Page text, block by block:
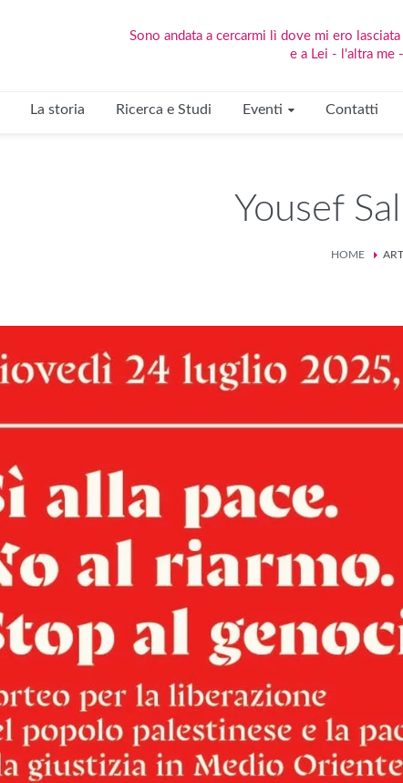
Sono andata a cercarmi lì dove mi ero
e a Lei - l'altra me
La storia Ricerca e Studi Eventi Contatti
Yousef
HOME